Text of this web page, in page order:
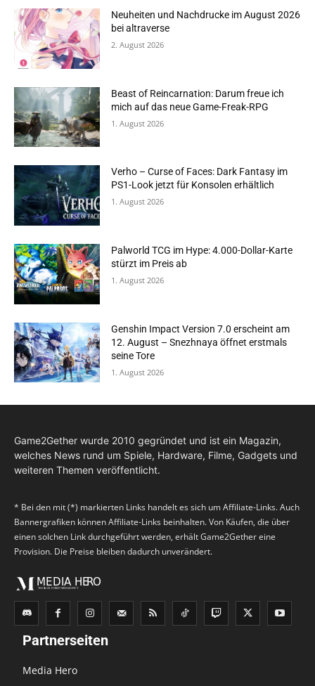
Neuheiten und Nachdrucke im August 2026
bei altraverse
2. August 2026
Beast of Reincarnation: Darum freue ich
mich auf das neue Game-Freak-RPG
1. August 2026
Verho – Curse of Faces: Dark Fantasy im
PS1-Look jetzt für Konsolen erhältlich
1. August 2026
Palworld TCG im Hype: 4.000-Dollar-Karte
stürzt im Preis ab
1. August 2026
Genshin Impact Version 7.0 erscheint am
12. August – Snezhnaya öffnet erstmals
seine Tore
1. August 2026
Game2Gether wurde 2010 gegründet und ist ein Magazin,
welches News rund um Spiele, Hardware, Filme, Gadgets und
weiteren Themen veröffentlicht.
* Bei den mit (*) markierten Links handelt es sich um Affiliate-Links. Auch
Bannergrafiken können Affiliate-Links beinhalten. Von Käufen, die über
einen solchen Link durchgeführt werden, erhält Game2Gether eine
Provision. Die Preise bleiben dadurch unverändert.
Partnerseiten
Media Hero